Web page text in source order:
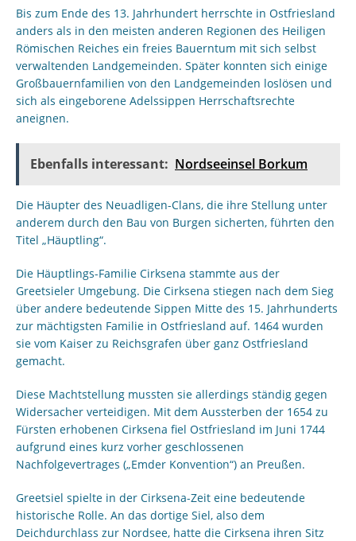
Bis zum Ende des 13. Jahrhundert herrschte in Ostfriesland
anders als in den meisten anderen Regionen des Heiligen
Römischen Reiches ein freies Bauerntum mit sich selbst
verwaltenden Landgemeinden. Später konnten sich einige
Großbauernfamilien von den Landgemeinden loslösen und
sich als eingeborene Adelssippen Herrschaftsrechte
aneignen.
Ebenfalls interessant: Nordseeinsel Borkum
Die Häupter des Neuadligen-Clans, die ihre Stellung unter
anderem durch den Bau von Burgen sicherten, führten den
Titel „Häuptling“.
Die Häuptlings-Familie Cirksena stammte aus der
Greetsieler Umgebung. Die Cirksena stiegen nach dem Sieg
über andere bedeutende Sippen Mitte des 15. Jahrhunderts
zur mächtigsten Familie in Ostfriesland auf. 1464 wurden
sie vom Kaiser zu Reichsgrafen über ganz Ostfriesland
gemacht.
Diese Machtstellung mussten sie allerdings ständig gegen
Widersacher verteidigen. Mit dem Aussterben der 1654 zu
Fürsten erhobenen Cirksena fiel Ostfriesland im Juni 1744
aufgrund eines kurz vorher geschlossenen
Nachfolgevertrages („Emder Konvention“) an Preußen.
Greetsiel spielte in der Cirksena-Zeit eine bedeutende
historische Rolle. An das dortige Siel, also dem
Deichdurchlass zur Nordsee, hatte die Cirksena ihren Sitz